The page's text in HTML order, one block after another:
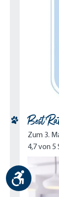
Best
Zum 3.
4,7 von 5